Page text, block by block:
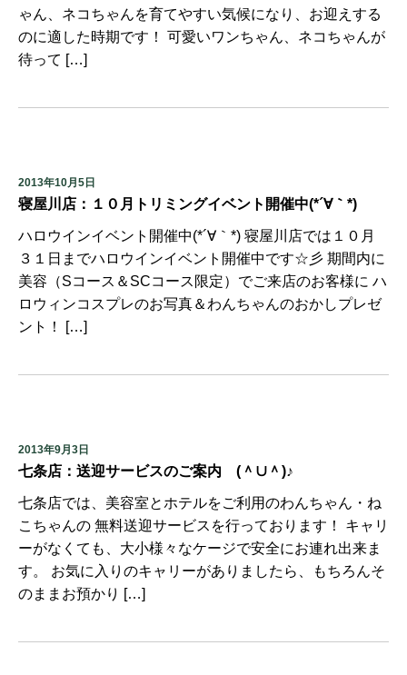
ゃん、ネコちゃんを育てやすい気候になり、お迎えする
のに適した時期です！ 可愛いワンちゃん、ネコちゃんが
待って […]
2013年10月5日
寝屋川店：１０月トリミングイベント開催中(*´∀｀*)
ハロウインイベント開催中(*´∀｀*) 寝屋川店では１０月
３１日までハロウインイベント開催中です☆彡 期間内に
美容（Sコース＆SCコース限定）でご来店のお客様に ハ
ロウィンコスプレのお写真＆わんちゃんのおかしプレゼ
ント！ […]
2013年9月3日
七条店：送迎サービスのご案内 (＾∪＾)♪
七条店では、美容室とホテルをご利用のわんちゃん・ね
こちゃんの 無料送迎サービスを行っております！ キャリ
ーがなくても、大小様々なケージで安全にお連れ出来ま
す。 お気に入りのキャリーがありましたら、もちろんそ
のままお預かり […]